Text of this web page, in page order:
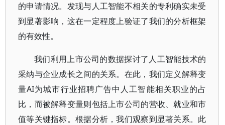
的申请情况。发现与人工智能不相关的专利确实未受
到显著影响，这在一定程度上验证了我们的分析框架
的有效性。
我们利用上市公司的数据探讨了人工智能技术的
采纳与企业成长之间的关系。在此，我们定义解释变
量AI为城市行业招聘广告中人工智能相关职业的占
比，而被解释变量则包括上市公司的营收、就业和市
值等关键指标。根据分析，我们观察到显著关系。此